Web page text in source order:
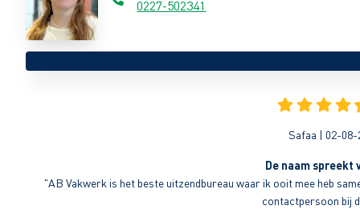
0227-502341
Safaa | 02-08-
De naam spreekt
"AB Vakwerk is het beste uitzendbureau waar ik ooit mee heb
contactpersoon bij